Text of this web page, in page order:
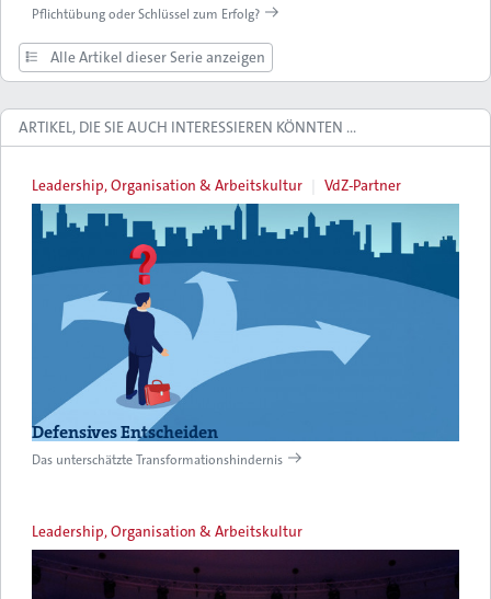
Pflichtübung oder Schlüssel zum Erfolg?
Alle Artikel dieser Serie anzeigen
ARTIKEL, DIE SIE AUCH INTERESSIEREN KÖNNTEN …
Leadership, Organisation & Arbeitskultur VdZ-Partner
Defensives Entscheiden
Das unterschätzte Transformationshindernis
Leadership, Organisation & Arbeitskultur